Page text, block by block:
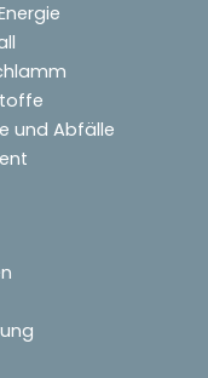
und Abfälle